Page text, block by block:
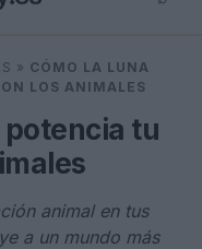
⌕
» CÓMO LA LUNA
LOS ANIMALES
potencia tu
animal en tus
a un mundo más